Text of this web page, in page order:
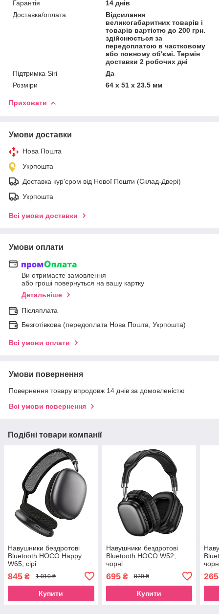
Гарантія
14 днів
Доставка/оплата
Відсилання
великогабаритних товарів і
товарів вартістю до 200 грн.
здійснюється за
передоплатою в частковому
або повному об'ємі. Термін
доставки 2 робочих дні
Підтримка Siri
Да
Розміри
64 x 51 x 23.5 мм
Приховати
Умови доставки
Нова Пошта
Укрпошта
Доставка кур'єром від Нової Пошти (Склад-Двері)
Укрпошта
Всі умови доставки
Умови оплати
Ви отримаєте замовлення
або гроші повернуться на вашу картку
Детальніше
Післяплата
Безготівкова (передоплата Нова Пошта, Укрпошта)
Всі умови оплати
Умови повернення
Повернення товару впродовж 14 днів за домовленістю
Всі умови повернення
Подібні товари компанії
Навушники бездротові
Bluetooth HOCO Happy
W65, сірі
845 ₴ 1 010 ₴
Купити
Навушники бездротові
Bluetooth HOCO W52,
чорні
695₴ 820 ₴
Купити
265